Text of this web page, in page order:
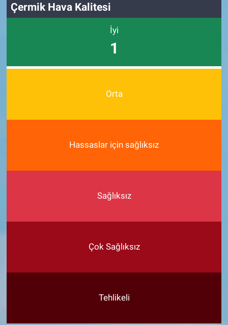
Çermik Hava Kalitesi
İyi
1
Orta
Hassaslar için sağlıksız
Sağlıksız
Çok Sağlıksız
Tehlikeli